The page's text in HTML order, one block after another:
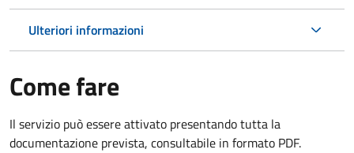
Ulteriori informazioni
Come fare
Il servizio può essere attivato presentando tutta la
documentazione prevista, consultabile in formato PDF.